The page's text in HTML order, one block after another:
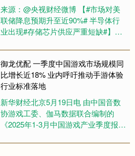
来源：@央视财经微博 【#市场对美
联储降息预期升至近90%# 半导体行
业出现#存储芯片供应严重短缺#】当
发布数据显示，美国私营部....
御龙优配 一季度中国游戏市场规模同
比增长近18% 业内呼吁推动手游体验
行业标准落地
新华财经北京5月19日电 由中国音数
协游戏工委、伽马数据联合编制的
《2025年1-3月中国游戏产业季度报
配，今年1-3月，中国游....